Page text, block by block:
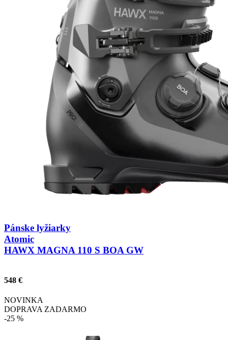
Pánske lyžiarky
Atomic
HAWX MAGNA 110 S BOA GW
548 €
NOVINKA
DOPRAVA ZADARMO
-25 %